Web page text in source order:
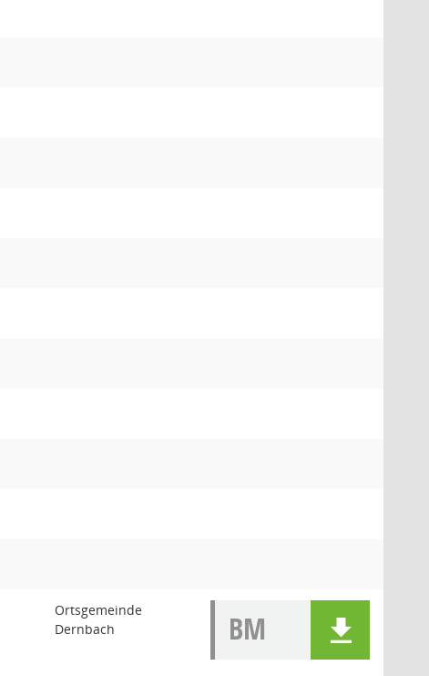
Ortsgemeinde
Dernbach
BM